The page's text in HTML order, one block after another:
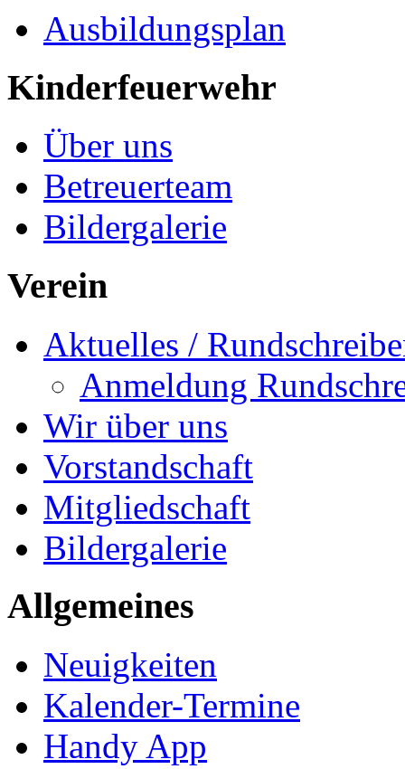
Ausbildungsplan
Kinderfeuerwehr
Über uns
Betreuerteam
Bildergalerie
Verein
Aktuelles /
Anmeldung
Wir über uns
Vorstandschaft
Mitgliedschaft
Bildergalerie
Allgemeines
Neuigkeiten
Kalender-Termine
Handy App